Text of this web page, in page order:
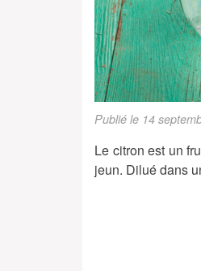
Publié le 14
Le citron est un
jeun. Dilué dans